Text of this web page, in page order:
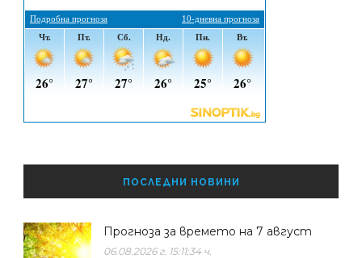
ПОСЛЕДНИ НОВИНИ
Прогноза за времето на 7 август
06.08.2026 г. 15:11:34 ч.